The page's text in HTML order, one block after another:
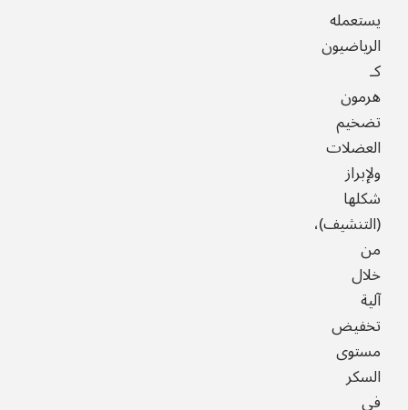
يستعمله
الرياضيون
كـ
هرمون
تضخيم
العضلات
ولإبراز
شكلها
(التنشيف)،
من
خلال
آلية
تخفيض
مستوى
السكر
في